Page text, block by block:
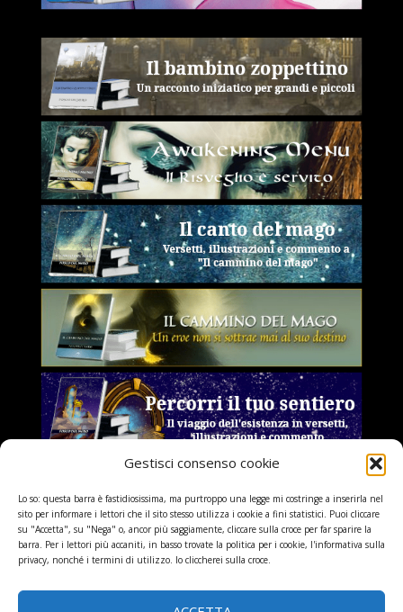
Gestisci consenso cookie
Lo so: questa barra è fastidiosissima, ma purtroppo una legge mi costringe a inserirla nel
sito per informare i lettori che il sito stesso utilizza i cookie a fini statistici. Puoi cliccare
su "Accetta", su "Nega" o, ancor più saggiamente, cliccare sulla croce per far sparire la
barra. Per i lettori più accaniti, in basso trovate la politica per i cookie, l'informativa sulla
privacy, nonché i termini di utilizzo. Io cliccherei sulla croce.